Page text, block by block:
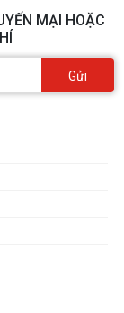
MẠI HOẶC
Gửi